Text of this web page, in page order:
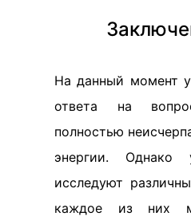
На данный момент
ответа на
полностью
энергии. Однако
исследуют
каждое из них